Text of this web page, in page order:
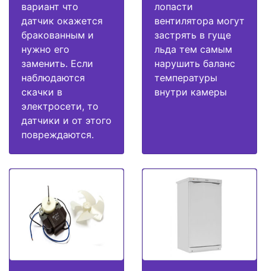
вариант что
датчик окажется
бракованным и
нужно его
заменить. Если
наблюдаются
скачки в
электросети, то
датчики и от этого
повреждаются.
лопасти
вентилятора могут
застрять в гуще
льда тем самым
нарушить баланс
температуры
внутри камеры